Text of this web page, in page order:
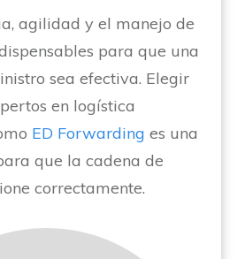
agilidad y el manejo de
para que una
sea efectiva. Elegir
en logística
ED Forwarding es una
que la cadena de
correctamente.